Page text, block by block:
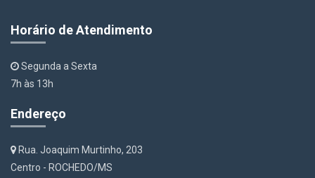
Horário de Atendimento
Segunda a Sexta
7h às 13h
Endereço
Rua. Joaquim Murtinho, 203
Centro - ROCHEDO/MS